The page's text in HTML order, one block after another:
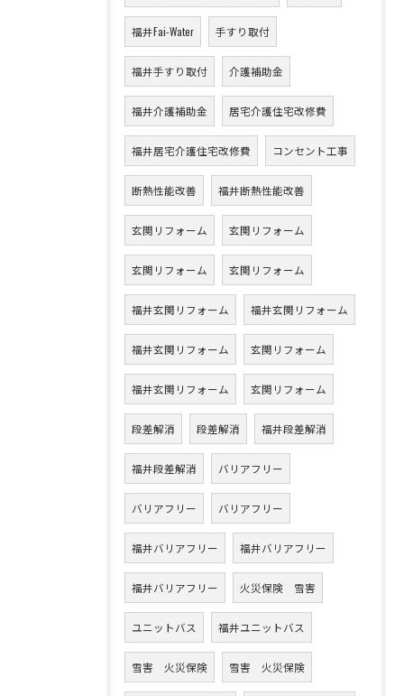
福井Fai-Water 手すり取付
福井手すり取付 介護補助金
福井介護補助金 居宅介護住宅改修費
福井居宅介護住宅改修費 コンセント工事
断熱性能改善 福井断熱性能改善
玄関リフォーム 玄関リフォーム
玄関リフォーム 玄関リフォーム
福井玄関リフォーム 福井玄関リフォーム
福井玄関リフォーム 玄関リフォーム
福井玄関リフォーム 玄関リフォーム
段差解消 段差解消 福井段差解消
福井段差解消 バリアフリー
バリアフリー バリアフリー
福井バリアフリー 福井バリアフリー
福井バリアフリー 火災保険 雪害
ユニットバス 福井ユニットバス
雪害 火災保険 雪害 火災保険